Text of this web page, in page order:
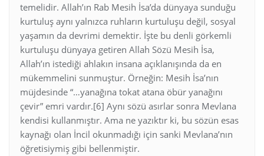
temelidir. Allah’ın Rab Mesih İsa’da dünyaya sunduğu
kurtuluş aynı yalnızca ruhların kurtuluşu değil, sosyal
yaşamın da devrimi demektir. İşte bu denli görkemli
kurtuluşu dünyaya getiren Allah Sözü Mesih İsa,
Allah’ın istediği ahlakın insana açıklanışında da en
mükemmelini sunmuştur. Örneğin: Mesih İsa’nın
müjdesinde “…yanağına tokat atana öbür yanağını
çevir” emri vardır.[6] Aynı sözü asırlar sonra Mevlana
kendisi kullanmıştır. Ama ne yazıktır ki, bu sözün esas
kaynağı olan İncil okunmadığı için sanki Mevlana’nın
öğretisiymiş gibi bellenmiştir.